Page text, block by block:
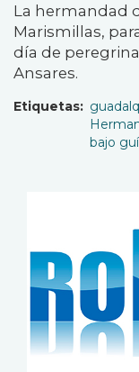
La hermandad
Marismillas,
día de
Ansares.
Etiquetas
bajo